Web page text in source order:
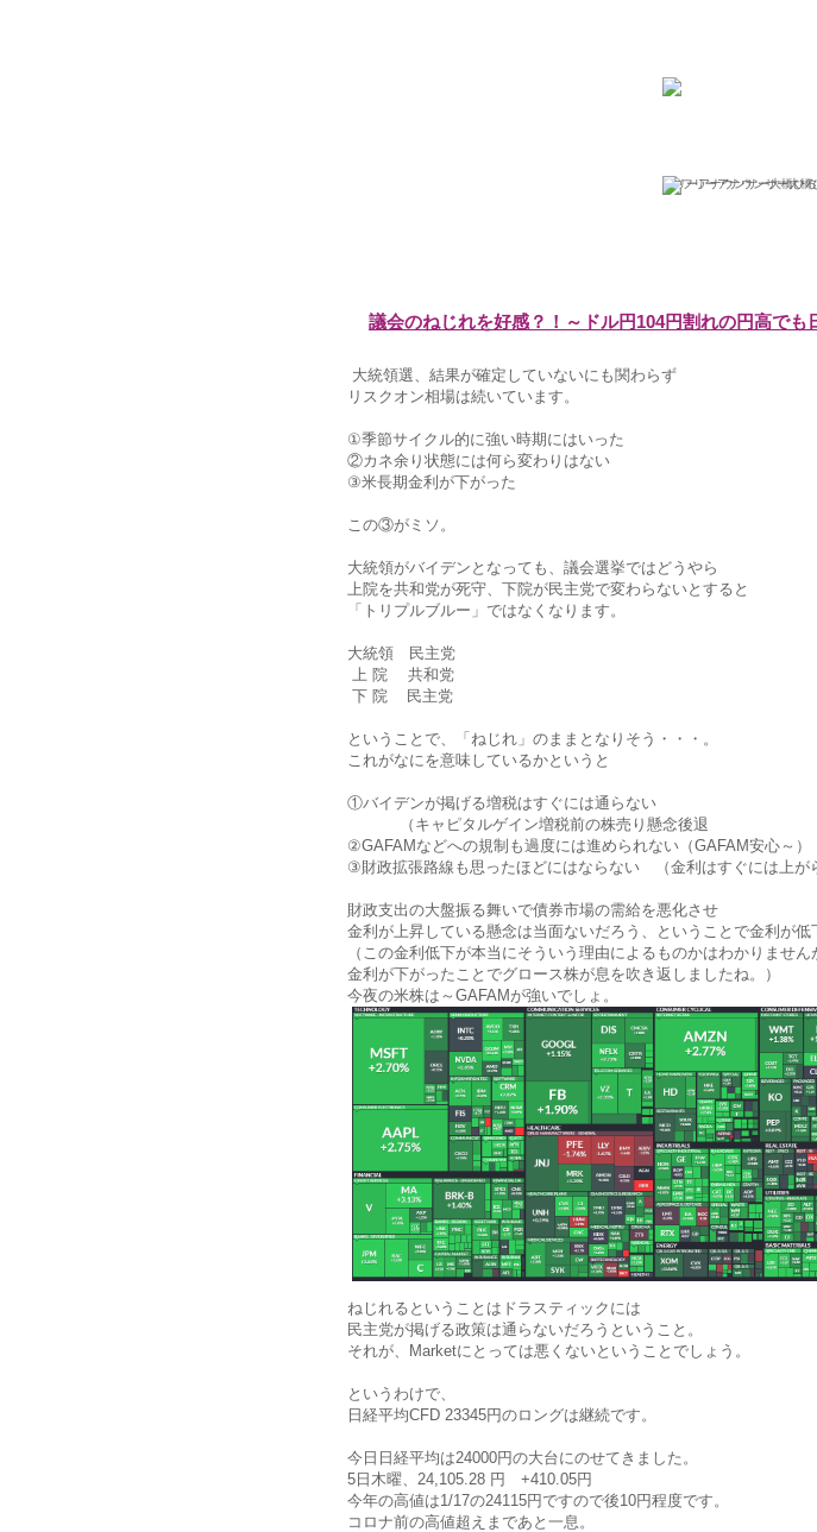
ひろこの“ボラタイル”な日々
フリーアナウンサー大橋ひ
議会のねじれを好感？！～ドル円104円割れの円高でも
大統領選、結果が確定していないにも関わらず
リスクオン相場は続いています。
①季節サイクル的に強い時期にはいった
②カネ余り状態には何ら変わりはない
③米長期金利が下がった
この③がミソ。
大統領がバイデンとなっても、議会選挙ではどうやら
上院を共和党が死守、下院が民主党で変わらないとすると
「トリプルブルー」ではなくなります。
大統領 民主党
上 院 共和党
下 院 民主党
ということで、「ねじれ」のままとなりそう・・・。
これがなにを意味しているかというと
①バイデンが掲げる増税はすぐには通らない
（キャピタルゲイン増税前の株売り懸念後退
②GAFAMなどへの規制も過度には進められない（GAFAM安心～）
③財政拡張路線も思ったほどにはならない （金利はすぐには上が
財政支出の大盤振る舞いで債券市場の需給を悪化させ
金利が上昇している懸念は当面ないだろう、ということで金利が低
（この金利低下が本当にそういう理由によるものかはわかりません
金利が下がったことでグロース株が息を吹き返しましたね。）
今夜の米株は～GAFAMが強いでしょ。
ねじれるということはドラスティックには
民主党が掲げる政策は通らないだろうということ。
それが、Marketにとっては悪くないということでしょう。
というわけで、
日経平均CFD 23345円のロングは継続です。
今日日経平均は24000円の大台にのせてきました。
5日木曜、24,105.28 円 +410.05円
今年の高値は1/17の24115円ですので後10円程度です。
コロナ前の高値超えまであと一息。